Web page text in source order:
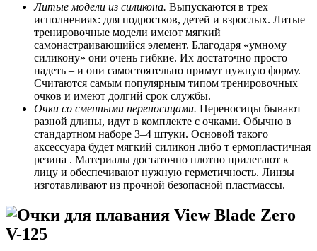
Литые модели из силикона. Выпускаются в трех
исполнениях: для подростков, детей и взрослых. Литые
тренировочные модели имеют мягкий
самонастраивающийся элемент. Благодаря «умному
силикону» они очень гибкие. Их достаточно просто
надеть – и они самостоятельно примут нужную форму.
Считаются самым популярным типом тренировочных
очков и имеют долгий срок службы.
Очки со сменными переносицами. Переносицы бывают
разной длины, идут в комплекте с очками. Обычно в
стандартном наборе 3–4 штуки. Основой такого
аксессуара будет мягкий силикон либо т ермопластичная
резина . Материалы достаточно плотно прилегают к
лицу и обеспечивают нужную герметичность. Линзы
изготавливают из прочной безопасной пластмассы.